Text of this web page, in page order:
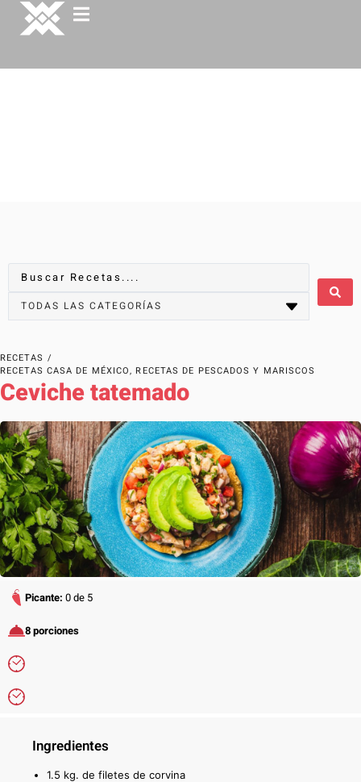
RECETAS /
RECETAS CASA DE MÉXICO, RECETAS DE PESCADOS Y MARISCOS
Ceviche tatemado
Picante: 0 de 5
8 porciones
Ingredientes
1.5 kg. de filetes de corvina